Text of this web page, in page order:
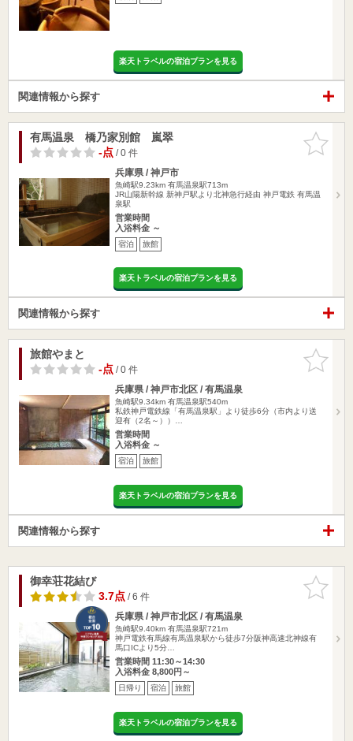
楽天トラベルの宿泊プランを見る
関連情報から探す
お気に入
りに追加
有馬温泉 橋乃家別館 嵐翠
-点/ 0 件
兵庫県 / 神戸市
魚崎駅9.23km 有馬温泉駅713m
JR山陽新幹線 新神戸駅より北神急行経由 神戸電鉄 有馬温
泉駅
営業時間
入浴料金 ～
宿泊 旅館
楽天トラベルの宿泊プランを見る
関連情報から探す
お気に入
りに追加
旅館やまと
-点/ 0 件
兵庫県 / 神戸市北区 / 有馬温泉
魚崎駅9.34km 有馬温泉駅540m
私鉄神戸電鉄線「有馬温泉駅」より徒歩6分（市内より送
迎有（2名～））…
営業時間
入浴料金 ～
宿泊 旅館
楽天トラベルの宿泊プランを見る
関連情報から探す
お気に入
りに追加
御幸荘花結び
3.7点/ 6 件
兵庫県 / 神戸市北区 / 有馬温泉
魚崎駅9.40km 有馬温泉駅721m
神戸電鉄有馬線有馬温泉駅から徒歩7分阪神高速北神線有
馬口ICより5分…
営業時間 11:30～14:30
入浴料金 8,800円～
日帰り 宿泊 旅館
楽天トラベルの宿泊プランを見る